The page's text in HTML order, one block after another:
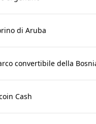
di Aruba
convertibile della
Cash